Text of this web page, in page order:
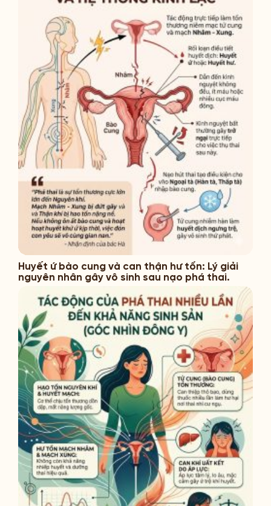
Huyết ứ bào cung và can thận hư tổn: Lý giải
nguyên nhân gây vô sinh sau nạo phá thai.